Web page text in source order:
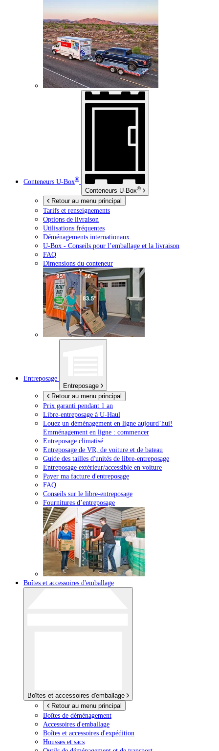
Conteneurs U-Box®
Conteneurs U-Box®
Retour au menu principal
Tarifs et renseignements
Options de livraison
Utilisations fréquentes
Déménagements internationaux
U-Box - Conseils pour l’emballage et la livraison
FAQ
Dimensions du conteneur
Entreposage
Entreposage
Retour au menu principal
Prix garanti pendant 1 an
Libre-entreposage à U-Haul
Louez un déménagement en ligne aujourd’hui!
Emménagement en ligne : commencer
Entreposage climatisé
Entreposage de VR, de voiture et de bateau
Guide des tailles d'unités de libre-entreposage
Entreposage extérieur/accessible en voiture
Payer ma facture d'entreposage
FAQ
Conseils sur le libre-entreposage
Fournitures d’entreposage
Boîtes et accessoires d'emballage
Boîtes et accessoires d'emballage
Retour au menu principal
Boîtes de déménagement
Accessoires d'emballage
Boîtes et accessoires d'expédition
Housses et sacs